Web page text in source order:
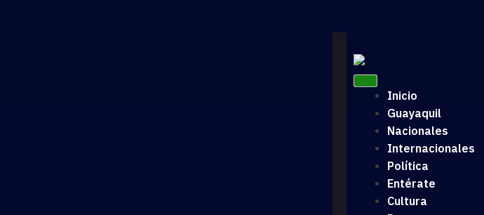
Inicio
Guayaquil
Nacionales
Internacionales
Política
Entérate
Cultura